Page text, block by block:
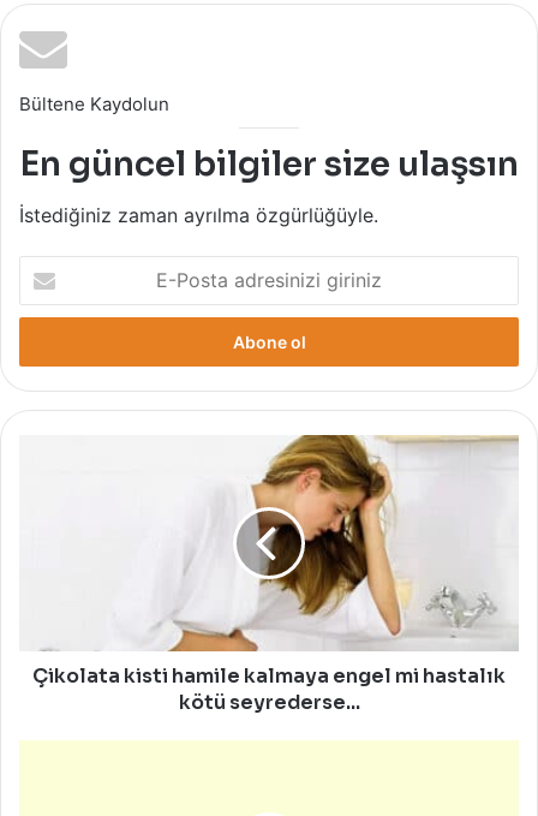
Bültene Kaydolun
En güncel bilgiler size ulaşsın
İstediğiniz zaman ayrılma özgürlüğüyle.
Posta
adresinizi
seyrederse...
Çikolata kisti hamile kalmaya engel mi hastalık
kötü seyrederse...